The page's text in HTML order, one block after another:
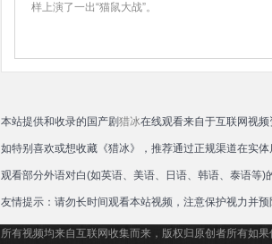
样上演了一出“猫鼠大战”。
本站提供和收录的国产剧猎冰在线观看来自于互联网视
如特别喜欢或想收藏《猎冰》，推荐通过正规渠道在实
观看部分外语对白(如英语、美语、日语、韩语、泰语等
友情提示：请勿长时间观看本站视频，注意保护视力并预
所有视频均来自互联网收集而来，版权归原创者所有如